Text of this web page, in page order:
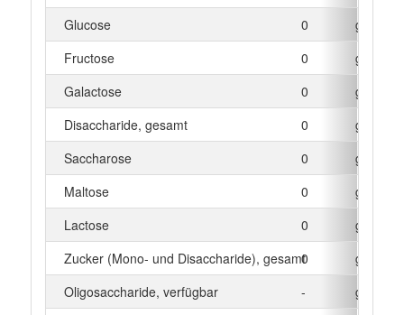
Glucose
0
g
Fructose
0
g
Galactose
0
g
Disaccharide, gesamt
0
g
Saccharose
0
g
Maltose
0
g
Lactose
0
g
Zucker (Mono- und Disaccharide), gesamt0
g
Oligosaccharide, verfügbar
-
g